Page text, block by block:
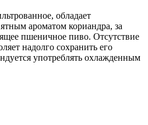
обладает
ароматом кориандра, за
пшеничное пиво. Отсутствие
надолго сохранить его
употреблять охлажденным